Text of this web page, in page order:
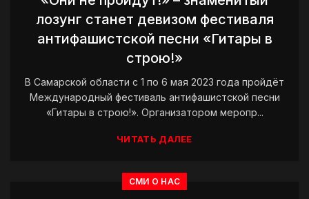
лозунг станет девизом фестиваля
антифашистской песни «Гитары в
строю!»
В Самарской области с 1 по 6 мая 2023 года пройдёт
Международный фестиваль антифашистской песни
«Гитары в строю!». Организатором меропр...
ЧИТАТЬ ДАЛЕЕ
СМИ О НАС